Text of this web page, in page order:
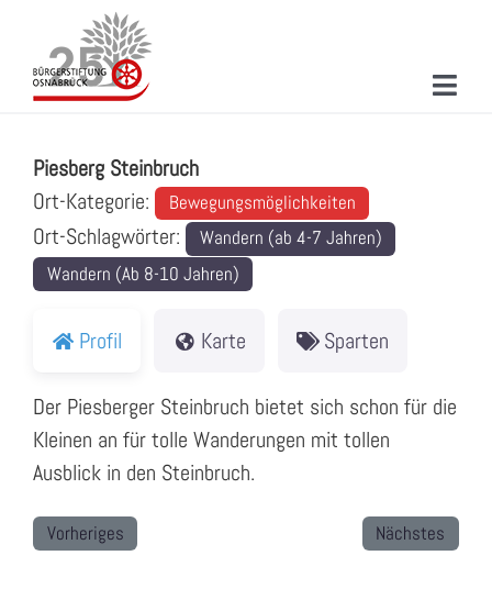
springen
PROJEKTE & AKTIONEN
VERANSTALTUNGEN
KONTAKT
Piesberg Steinbruch
Ort-Kategorie:
Bewegungsmöglichkeiten
Ort-Schlagwörter:
Wandern (ab 4-7 Jahren)
Wandern (Ab 8-10 Jahren)
Profil Karte Sparten
Der Piesberger Steinbruch bietet sich schon für die
Kleinen an für tolle Wanderungen mit tollen
Ausblick in den Steinbruch.
Vorheriges Nächstes